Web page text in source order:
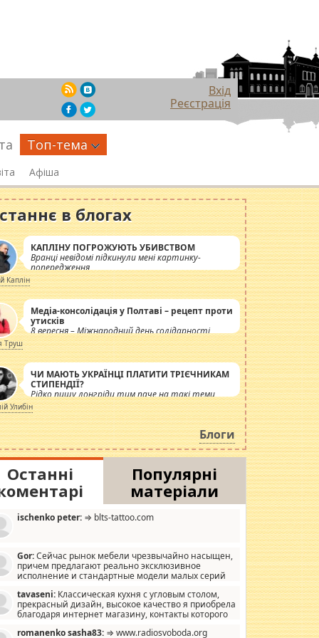
Вхід
Реєстрація
Топ-тема
Афіша
в блогах
КАПЛІНУ ПОГРОЖУЮТЬ УБИВСТВОМ
Вранці невідомі підкинули мені картинку-
попередження
Каплін
Медіа-консолідація у Полтаві – рецепт проти
утисків
8 вересня – Міжнародний день солідарності
журналістів.
Труш
ЧИ МАЮТЬ УКРАЇНЦІ ПЛАТИТИ ТРІЄЧНИКАМ
СТИПЕНДІЇ?
Рідко пишу лонгріди тим паче на такі теми,
але вже просто дістало! Обурюють сьогоднішні
інсенуації навколо стипендіального питання.
Штучно роздувається ще одна соціальна
катастрофа.
Улибін
Блоги
Останні
Популярні
матеріали
ischenko peter: ⇒ blts-tattoo.com
Gor:Сейчас рынок мебели чрезвычайно насыщен,
причем предлагают реально эксклюзивное
исполнение и стандартные модели малых серий
мало походит на стандартные формы, в MebelOk,
и что главное - со вкусом все в порядке,
ненужных наворотов удорожающих мебель, а это не
tavaseni: Классическая кухня с угловым столом,
прекрасный дизайн, высокое качество я приобрела
благодаря интернет магазину, контакты которого
romanenko sasha83: ⇒ www.radiosvoboda.org